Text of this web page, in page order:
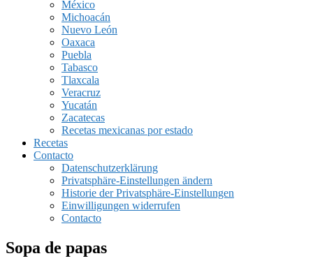
México
Michoacán
Nuevo León
Oaxaca
Puebla
Tabasco
Tlaxcala
Veracruz
Yucatán
Zacatecas
Recetas mexicanas por estado
Recetas
Contacto
Datenschutzerklärung
Privatsphäre-Einstellungen ändern
Historie der Privatsphäre-Einstellungen
Einwilligungen widerrufen
Contacto
Sopa de papas